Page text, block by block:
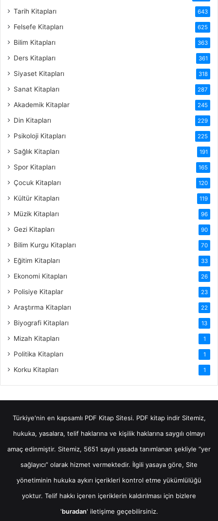
Tarih Kitapları 643
Felsefe Kitapları 625
Bilim Kitapları 363
Ders Kitapları 361
Siyaset Kitapları 318
Sanat Kitapları 287
Akademik Kitaplar 245
Din Kitapları 229
Psikoloji Kitapları 225
Sağlık Kitapları 191
Spor Kitapları 165
Çocuk Kitapları 120
Kültür Kitapları 119
Müzik Kitapları 96
Gezi Kitapları 90
Bilim Kurgu Kitapları 70
Eğitim Kitapları 33
Ekonomi Kitapları 26
Polisiye Kitaplar 23
Araştırma Kitapları 22
Biyografi Kitapları 13
Mizah Kitapları 1
Politika Kitapları 1
Korku Kitapları 1
Türkiye'nin en kapsamlı PDF Kitap Sitesi. PDF kitap indirSitemiz,
hukuka, yasalara, telif haklarına ve kişilik haklarına saygılı olmayı
amaç edinmiştir. Sitemiz, 5651 sayılı yasada tanımlanan şekliyle “yer
sağlayıcı” olarak hizmet vermektedir. İlgili yasaya göre, Site
yönetiminin hukuka aykırı içerikleri kontrol etme yükümlülüğü
yoktur. Telif hakkı içeren içeriklerin kaldırılması için bizlere
'buradan' iletişime geçebilirsiniz.